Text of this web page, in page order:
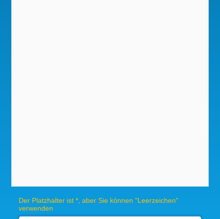
Der Platzhalter ist *, aber Sie können "Leerzeichen"
verwenden